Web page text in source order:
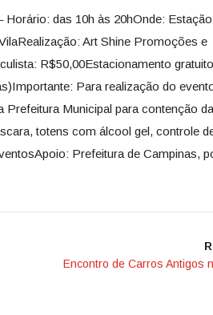
Horário: das 10h às 20hOnde:
Art Shine Promoções e
R$50,00Estacionamento
Para realização do
Municipal para contenção
totens com álcool gel, controle
Prefeitura de Campinas,
Encontro de Carros Antigos